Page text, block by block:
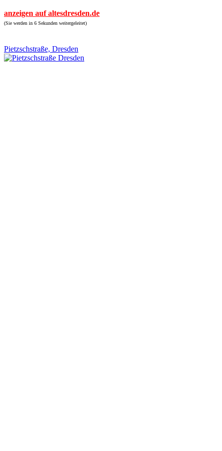
anzeigen auf altesdresden.de
(Sie werden in 6 Sekunden weitergeleitet)
Pietzschstraße, Dresden